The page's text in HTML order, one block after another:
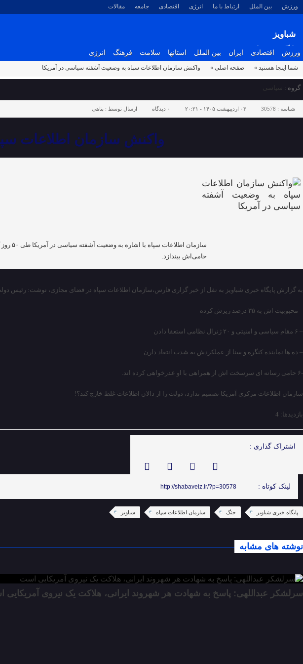
ورزش بین الملل ارتباط با ما انرژی اقتصادی جامعه مقالات
شباویز
پایگاه خبری شباویز
ورزش اقتصادی ایران بین الملل استانها سلامت فرهنگ انرژی
شما اینجا هستید » صفحه اصلی » واکنش سازمان اطلاعات سپاه به وضعیت آشفته سیاسی در آمریکا
گروه : سیاسی
شناسه : 30578 ۰۳ اردیبهشت ۱۴۰۵ - ۲۰:۲۱ ۰ دیدگاه ارسال توسط : پناهی
واکنش سازمان اطلاعات
حامی‌اش بیندازد.
به گزارش پایگاه خبری شباویز به نقل از خبر گزاری فارس،سازمان اطلاعات سپاه در فضای مجازی، نوشت‏: رئیس دولت
– محبوبیت اش به ۳۵ درصد ریزش کرده
– ۶ مقام سیاسی و امنیتی و ۲۰ ژنرال نظامی استعفا دادن
– ده ها نماینده کنگره و سنا از عملکردش به شدت انتقاد دارن
-۶ حامی رسانه ای سرسخت اش از همراهی با او عذرخواهی کرده اند.
سازمان اطلاعات مرکزی آمریکا تصمیم ندارد، دولت را از دالان اطلاعات غلط خارج کند؟!
بازدیدها: 4
اشتراک گذاری :
لینک کوتاه : http://shabaveiz.ir/?p=30578
پایگاه خبری شباویز جنگ سازمان اطلاعات سپاه شباویز
نوشته های مشابه
سرلشکر عبداللهی: پاسخ به شهادت هر شهروند ایرانی، هلاکت یک نیروی آمریکایی